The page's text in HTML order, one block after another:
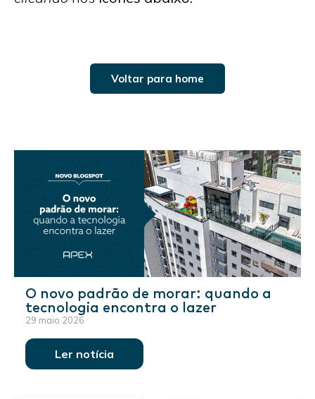
Voltar para home
O novo padrão de morar: quando a
tecnologia encontra o lazer
29 maio 2026
Ler notícia